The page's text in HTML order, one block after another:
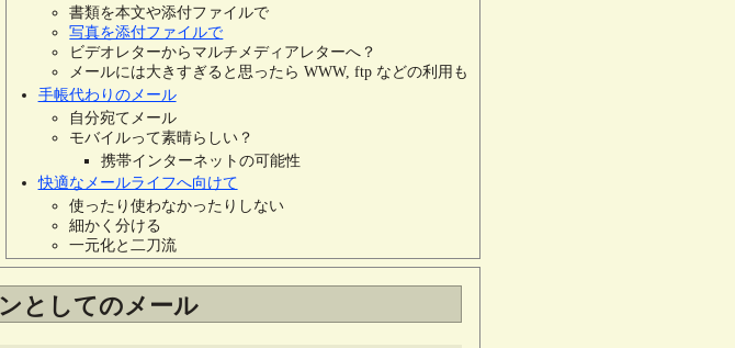
書類を本文や添付ファイルで
写真を添付ファイルで
ビデオレターからマルチメディアレターへ？
メールには大きすぎると思ったら WWW, ftp などの利用も
手帳代わりのメール
自分宛てメール
モバイルって素晴らしい？
携帯インターネットの可能性
快適なメールライフへ向けて
使ったり使わなかったりしない
細かく分ける
一元化と二刀流
としてのメール